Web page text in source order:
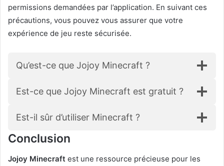
permissions demandées par l’application. En suivant ces
précautions, vous pouvez vous assurer que votre
expérience de jeu reste sécurisée.
Qu’est-ce que Jojoy Minecraft ?
Est-ce que Jojoy Minecraft est gratuit ?
Est-il sûr d’utiliser Minecraft ?
Conclusion
Jojoy Minecraft est une ressource précieuse pour les